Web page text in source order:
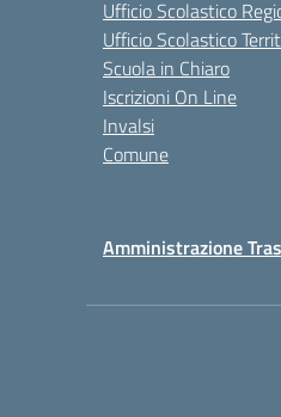
Ufficio Scolastico
Ufficio Scolastico
Scuola in Chiaro
Iscrizioni On Line
Invalsi
Comune
Amministrazione